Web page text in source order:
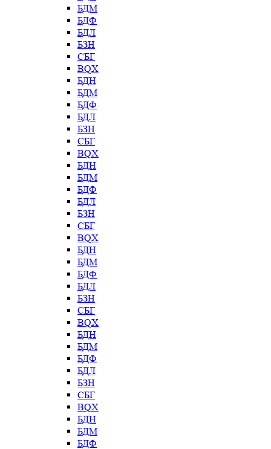
БДМ
БДФ
БДЛ
БЗН
СБГ
BQX
БДН
БДМ
БДФ
БДЛ
БЗН
СБГ
BQX
БДН
БДМ
БДФ
БДЛ
БЗН
СБГ
BQX
БДН
БДМ
БДФ
БДЛ
БЗН
СБГ
BQX
БДН
БДМ
БДФ
БДЛ
БЗН
СБГ
BQX
БДН
БДМ
БДФ